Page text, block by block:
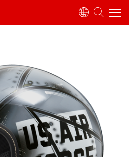
全罩式
可掀式
3/4罩式
復古帽